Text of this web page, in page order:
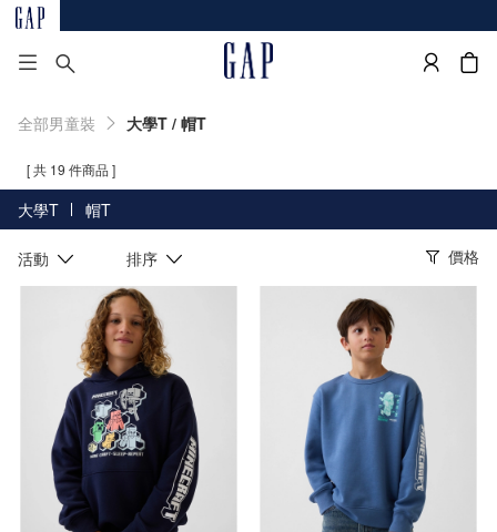
全部男童裝 大學T / 帽T
[ 共 19 件商品 ]
大學T 帽T
活動 排序 價格